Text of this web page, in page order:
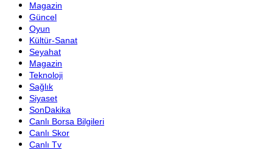
Magazin
Güncel
Oyun
Kültür-Sanat
Seyahat
Magazin
Teknoloji
Sağlık
Siyaset
SonDakika
Canlı Borsa Bilgileri
Canlı Skor
Canlı Tv